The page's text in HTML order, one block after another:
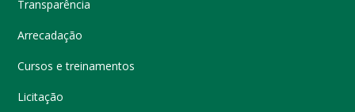
Transparência
Arrecadação
Cursos e treinamentos
Licitação